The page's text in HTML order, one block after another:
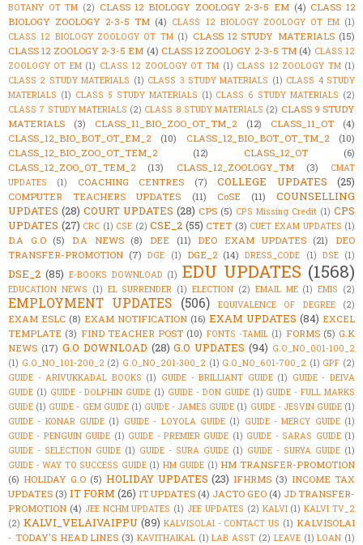
BOTANY OT TM (2) CLASS 12 BIOLOGY ZOOLOGY 2-3-5 EM (4) CLASS 12
BIOLOGY ZOOLOGY 2-3-5 TM (4) CLASS 12 BIOLOGY ZOOLOGY OT EM (1)
CLASS 12 BIOLOGY ZOOLOGY OT TM (1) CLASS 12 STUDY MATERIALS (15)
CLASS 12 ZOOLOGY 2-3-5 EM (4) CLASS 12 ZOOLOGY 2-3-5 TM (4) CLASS 12
ZOOLOGY OT EM (1) CLASS 12 ZOOLOGY OT TM (1) CLASS 12 ZOOLOGY TM (1)
CLASS 2 STUDY MATERIALS (1) CLASS 3 STUDY MATERIALS (1) CLASS 4 STUDY
MATERIALS (1) CLASS 5 STUDY MATERIALS (1) CLASS 6 STUDY MATERIALS (2)
CLASS 7 STUDY MATERIALS (2) CLASS 8 STUDY MATERIALS (2) CLASS 9 STUDY
MATERIALS
(3) CLASS_11_BIO_ZOO_OT_TM_2 (12) CLASS_11_OT
(4)
CLASS_12_BIO_BOT_OT_EM_2
(10) CLASS_12_BIO_BOT_OT_TM_2
(10)
CLASS_12_BIO_ZOO_OT_TEM_2
(12) CLASS_12_OT
(6)
CLASS_12_ZOO_OT_TEM_2
(13) CLASS_12_ZOOLOGY_TM (3)
CMAT
UPDATES
(1) COACHING CENTRES (7) COLLEGE UPDATES (25)
COMPUTER TEACHERS UPDATES (11) CoSE (11)
COUNSELLING
UPDATES (28) COURT UPDATES (28) CPS (5) CPS Missing Credit (1) CPS
UPDATES (27) CRC (1) CSE (2) CSE_2 (55) CTET (3) CUET EXAM UPDATES (1)
D.A G.O (5) D.A NEWS (8) DEE (11) DEO EXAM UPDATES (21)
DEO
TRANSFER-PROMOTION (7) DGE (1) DGE_2 (14) DRESS_CODE (1) DSE (1)
DSE_2 (85) E-BOOKS DOWNLOAD (1) EDU UPDATES (1568)
EDUCATION NEWS (1) EL SURRENDER (1) ELECTION (2) EMAIL ME (1) EMIS (2)
EMPLOYMENT UPDATES (506) EQUIVALENCE OF DEGREE (2)
EXAM ESLC (8) EXAM NOTIFICATION (16) EXAM UPDATES (84) EXCEL
TEMPLATE (3) FIND TEACHER POST (10) FONTS -TAMIL (1) FORMS (5) G.K
NEWS (17) G.O DOWNLOAD (28) G.O UPDATES (94) G.O_NO_001-100_2
(1) G.O_NO_101-200_2 (2) G.O_NO_201-300_2 (1) G.O_NO_601-700_2 (1) GPF (2)
GUIDE - ARIVUKKADAL BOOKS (1) GUIDE - BRILLIANT GUIDE (1) GUIDE - DEIVA
GUIDE (1) GUIDE - DOLPHIN GUIDE (1) GUIDE - DON GUIDE (1) GUIDE - FULL MARKS
GUIDE (1) GUIDE - GEM GUIDE (1) GUIDE - JAMES GUIDE (1) GUIDE - JESVIN GUIDE (1)
GUIDE - KONAR GUIDE (1) GUIDE - LOYOLA GUIDE (1) GUIDE - MERCY GUIDE (1)
GUIDE - PENGUIN GUIDE (1) GUIDE - PREMIER GUIDE (1) GUIDE - SARAS GUIDE (1)
GUIDE - SELECTION GUIDE (1) GUIDE - SURA GUIDE (1) GUIDE - SURYA GUIDE (1)
GUIDE - WAY TO SUCCESS GUIDE (1) HM GUIDE (1) HM TRANSFER-PROMOTION
(6) HOLIDAY G.O (5) HOLIDAY UPDATES (23) IFHRMS (3) INCOME TAX
UPDATES (3) IT FORM (26) IT UPDATES (4) JACTO GEO (4) JD TRANSFER-
PROMOTION (4) JEE NCHM UPDATES (1) JEE UPDATES (2) KALVI (1) KALVI TV_2
(2) KALVI_VELAIVAIPPU (89) KALVISOLAI - CONTACT US (1) KALVISOLAI
- TODAY'S HEAD LINES (3) KAVITHAIKAL (1) LAB ASST (2) LEAVE (1) LOAN (1)